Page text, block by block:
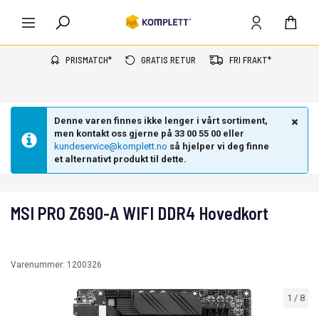
PRISMATCH* GRATIS RETUR FRI FRAKT*
Denne varen finnes ikke lenger i vårt sortiment,
men kontakt oss gjerne på 33 00 55 00 eller
kundeservice@komplett.no så hjelper vi deg finne
et alternativt produkt til dette.
1 / 8
MSI PRO Z690-A WIFI DDR4 Hovedkort
Varenummer: 1200326